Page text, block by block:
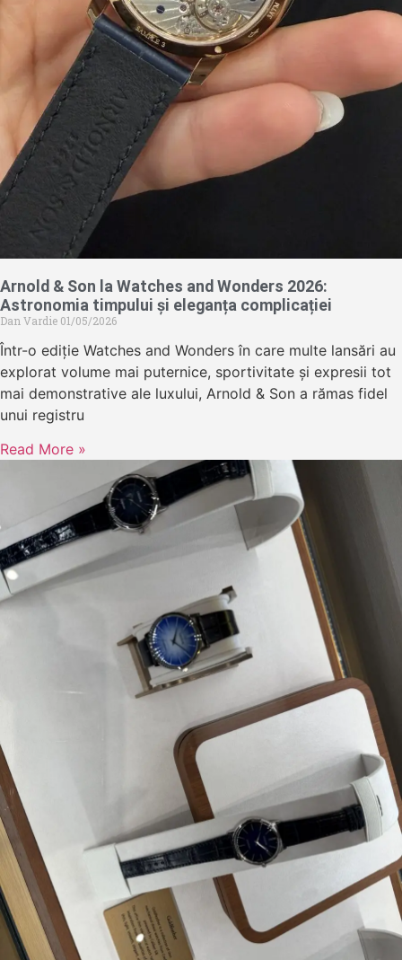
Arnold & Son la Watches and Wonders 2026:
Astronomia timpului și eleganța complicației
Dan Vardie 01/05/2026
Într-o ediție Watches and Wonders în care multe lansări au
explorat volume mai puternice, sportivitate și expresii tot
mai demonstrative ale luxului, Arnold & Son a rămas fidel
unui registru
Read More »